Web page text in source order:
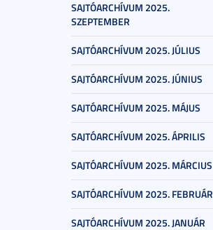
SAJTÓARCHÍVUM 2025.
SZEPTEMBER
SAJTÓARCHÍVUM 2025. JÚLIUS
SAJTÓARCHÍVUM 2025. JÚNIUS
SAJTÓARCHÍVUM 2025. MÁJUS
SAJTÓARCHÍVUM 2025. ÁPRILIS
SAJTÓARCHÍVUM 2025. MÁRCIUS
SAJTÓARCHÍVUM 2025. FEBRUÁR
SAJTÓARCHÍVUM 2025. JANUÁR